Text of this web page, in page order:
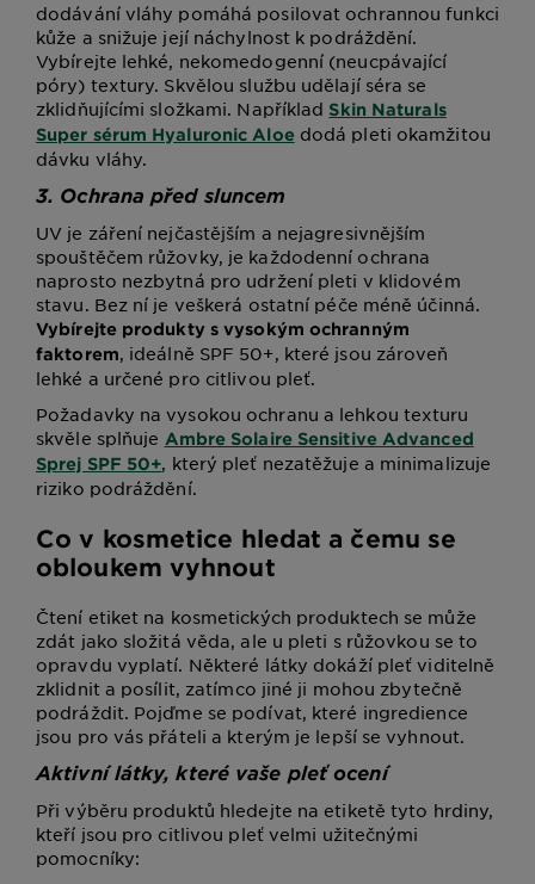
dodávání vláhy pomáhá posilovat ochrannou funkci
kůže a snižuje její náchylnost k podráždění.
Vybírejte lehké, nekomedogenní (neucpávající
póry) textury. Skvělou službu udělají séra se
zklidňujícími složkami. Například Skin Naturals
Super sérum Hyaluronic Aloedodá pleti okamžitou
dávku vláhy.
3. Ochrana před sluncem
UV je záření nejčastějším a nejagresivnějším
spouštěčem růžovky, je každodenní ochrana
naprosto nezbytná pro udržení pleti v klidovém
stavu. Bez ní je veškerá ostatní péče méně účinná.
Vybírejte produkty s vysokým ochranným
faktorem, ideálně SPF 50+, které jsou zároveň
lehké a určené pro citlivou pleť.
Požadavky na vysokou ochranu a lehkou texturu
skvěle splňuje Ambre Solaire Sensitive Advanced
Sprej SPF 50+, který pleť nezatěžuje a minimalizuje
riziko podráždění.
Co v kosmetice hledat a čemu se
obloukem vyhnout
Čtení etiket na kosmetických produktech se může
zdát jako složitá věda, ale u pleti s růžovkou se to
opravdu vyplatí. Některé látky dokáží pleť viditelně
zklidnit a posílit, zatímco jiné ji mohou zbytečně
podráždit. Pojďme se podívat, které ingredience
jsou pro vás přáteli a kterým je lepší se vyhnout.
Aktivní látky, které vaše pleť ocení
Při výběru produktů hledejte na etiketě tyto hrdiny,
kteří jsou pro citlivou pleť velmi užitečnými
pomocníky: